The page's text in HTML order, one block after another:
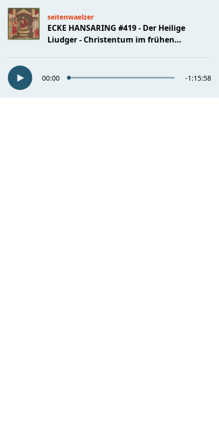
seitenwaelzer
ECKE HANSARING #419 - Der Heilige
Liudger - Christentum im frühen
00:00 -1:15:58